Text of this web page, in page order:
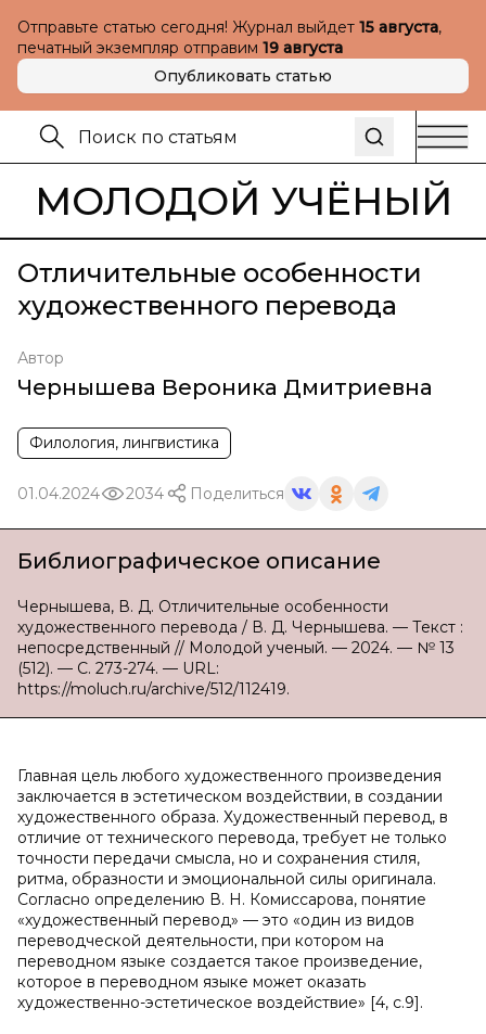
Отправьте статью сегодня! Журнал выйдет 15 августа,
печатный экземпляр отправим 19 августа
Опубликовать статью
МОЛОДОЙ УЧЁНЫЙ
Отличительные особенности
художественного перевода
Автор
Чернышева Вероника Дмитриевна
Филология, лингвистика
01.04.2024 2034 Поделиться
Библиографическое описание
Чернышева, В. Д. Отличительные особенности
художественного перевода / В. Д. Чернышева. — Текст :
непосредственный // Молодой ученый. — 2024. — № 13
(512). — С. 273-274. — URL:
https://moluch.ru/archive/512/112419.
Главная цель любого художественного произведения
заключается в эстетическом воздействии, в создании
художественного образа. Художественный перевод, в
отличие от технического перевода, требует не только
точности передачи смысла, но и сохранения стиля,
ритма, образности и эмоциональной силы оригинала.
Согласно определению В. Н. Комиссарова, понятие
«художественный перевод» — это «один из видов
переводческой деятельности, при котором на
переводном языке создается такое произведение,
которое в переводном языке может оказать
художественно-эстетическое воздействие» [4, с.9].